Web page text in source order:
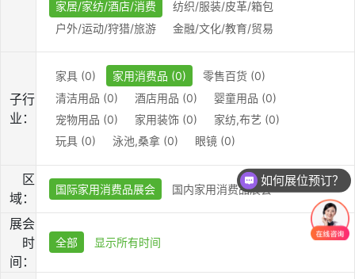
家居/家纺/酒店/消费
纺织/服装/皮革/箱包
户外/运动/狩猎/旅游
金融/文化/教育/贸易
子行
业：
家具 (0) 家用消费品 (0)
零售百货 (0)
清洁用品 (0)
酒店用品 (0)
婴童用品 (0)
宠物用品 (0)
家用装饰 (0)
家纺,布艺 (0)
玩具 (0)
泳池,桑拿 (0) 眼镜 (0)
区
域：
国际家用消费品展会 国内家用消费品展会
展会
时
间：
全部 显示所有时间
如何展位预订？